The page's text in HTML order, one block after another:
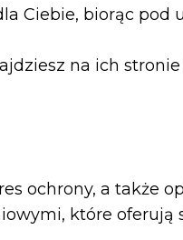
Ciebie, biorąc pod
na ich
ochrony, a także
które oferują